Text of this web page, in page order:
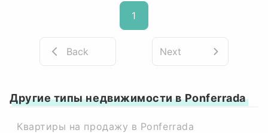
1
Back Next
Другие типы недвижимости в Ponferrada
Квартиры на продажу в Ponferrada